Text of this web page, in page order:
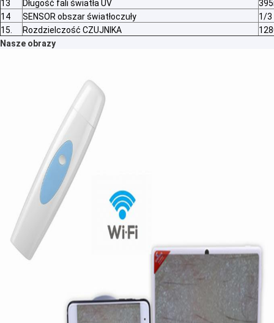
13
Długość fali światła UV
14
SENSOR obszar światłoczuły
1/3
15.
Rozdzielczość CZUJNIKA
Nasze obrazy